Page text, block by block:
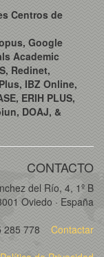
Centros de
Google
Academic
Redinet,
IBZ Online,
ERIH PLUS,
DOAJ, &
CONTACTO
del Río, 4, 1º B
Oviedo · España
778
Contactar